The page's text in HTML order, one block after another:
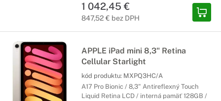
1 042,45 €
847,52 € bez DPH
APPLE iPad mini 8,3" Retina
Cellular Starlight
kód produktu: MXPQ3HC/A
A17 Pro Bionic / 8,3" Antireflexný Touch
Liquid Retina LCD / interná pamäť 128GB /